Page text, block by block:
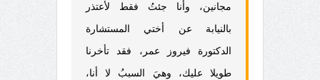
مجانين، وأنا جئتُ فقط لأعتذر
بالنيابة عن أختي المستشارة
الدكتورة فيروز عمر، فقد تأخرنا
طويلا عليك، وهيَ السببُ لا أنا،